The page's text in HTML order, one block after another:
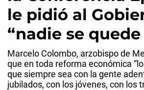
le pidió al
“nadie se
Marcelo Colombo, arzobispo de
que en toda reforma económica
que siempre sea con la gente
jubilados, con los jóvenes, con los